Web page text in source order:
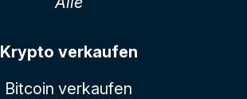
Krypto verkaufen
Bitcoin verkaufen